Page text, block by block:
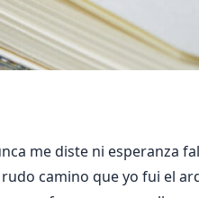
me diste ni esperanza
camino que yo fui el